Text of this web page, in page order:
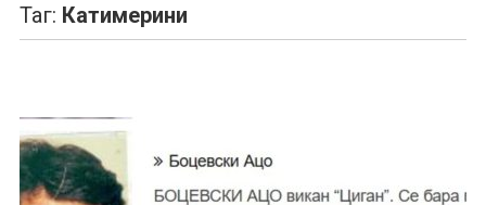
Таг: Катимерини